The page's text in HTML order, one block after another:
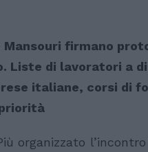
Mansouri firmano
Liste di lavoratori a
italiane, corsi di
organizzato